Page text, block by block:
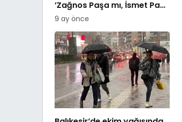
’Zağnos Paşa mı, İsmet Paşa
mı
9 ay önce